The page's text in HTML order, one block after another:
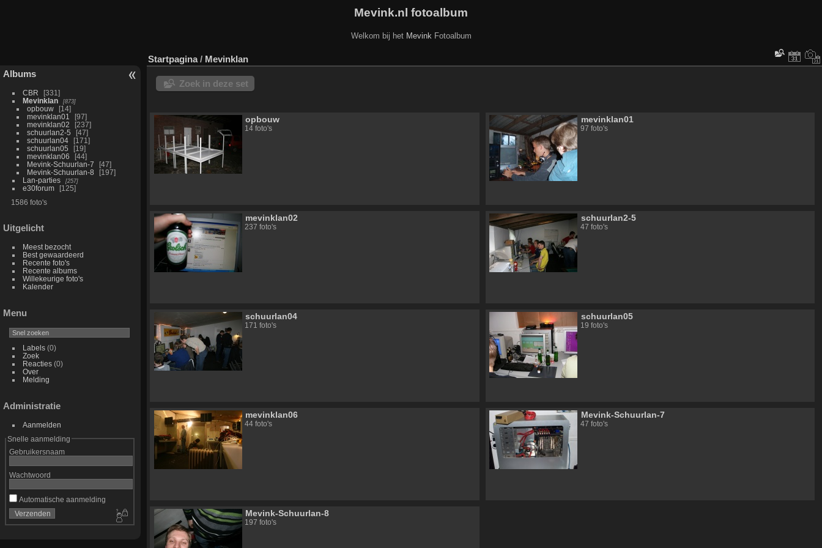
Mevink.nl fotoalbum
Welkom bij het Mevink Fotoalbum
Albums
CBR
331
Mevinklan
873
opbouw
14
mevinklan01
97
mevinklan02
237
schuurlan2-5
47
schuurlan04
171
schuurlan05
19
mevinklan06
44
Mevink-Schuurlan-7
47
Mevink-Schuurlan-8
197
Lan-parties
257
e30forum
125
1586 foto's
Uitgelicht
Meest bezocht
Best gewaardeerd
Recente foto's
Recente albums
Willekeurige foto's
Kalender
Menu
Labels(0)
Zoek
Reacties(0)
Over
Melding
Administratie
Aanmelden
Snelle aanmelding
Gebruikersnaam
Wachtwoord
Automatische aanmelding
Startpagina/ Mevinklan
Zoek in deze set
opbouw
14 foto's
mevinklan01
97 foto's
mevinklan02
237 foto's
schuurlan2-5
47 foto's
schuurlan04
171 foto's
schuurlan05
19 foto's
mevinklan06
44 foto's
Mevink-Schuurlan-7
47 foto's
Mevink-Schuurlan-8
197 foto's